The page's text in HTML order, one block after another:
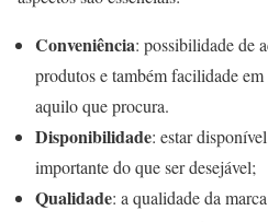
Conveniência: possibilidade de
produtos e também facilidade
aquilo que procura.
Disponibilidade: estar
importante do que ser desejável;
Qualidade: a qualidade da